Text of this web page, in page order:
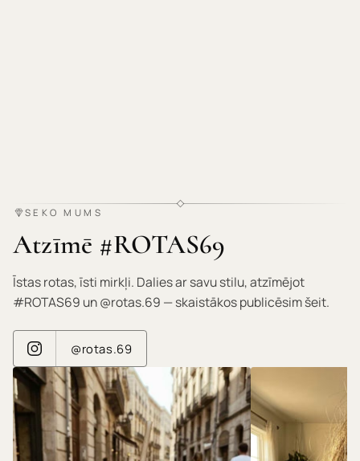
SEKO MUMS
Atzīmē #ROTAS69
Īstas rotas, īsti mirkļi. Dalies ar savu stilu, atzīmējot
#ROTAS69 un @rotas.69 — skaistākos publicēsim šeit.
@rotas.69